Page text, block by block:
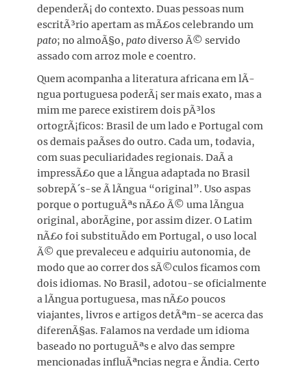
dependerÃ¡ do contexto. Duas pessoas num
escritÃ³rio apertam as mÃ£os celebrando um
pato; no almoÃ§o, patodiverso Ã© servido
assado com arroz mole e coentro.
Quem acompanha a literatura africana em lÃ­
ngua portuguesa poderÃ¡ ser mais exato, mas a
mim me parece existirem dois pÃ³los
ortogrÃ¡ficos: Brasil de um lado e Portugal com
os demais paÃ­ses do outro. Cada um, todavia,
com suas peculiaridades regionais. DaÃ­ a
impressÃ£o que a lÃ­ngua adaptada no Brasil
sobrepÃ´s-se Ã lÃ­ngua “original”. Uso aspas
porque o portuguÃªs nÃ£o Ã© uma lÃ­ngua
original, aborÃ­gine, por assim dizer. O Latim
nÃ£o foi substituÃ­do em Portugal, o uso local
Ã© que prevaleceu e adquiriu autonomia, de
modo que ao correr dos sÃ©culos ficamos com
dois idiomas. No Brasil, adotou-se oficialmente
a lÃ­ngua portuguesa, mas nÃ£o poucos
viajantes, livros e artigos detÃªm-se acerca das
diferenÃ§as. Falamos na verdade um idioma
baseado no portuguÃªs e alvo das sempre
mencionadas influÃªncias negra e Ã­ndia. Certo